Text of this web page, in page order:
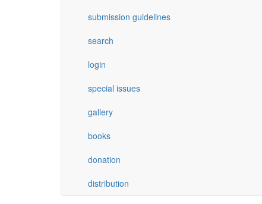
submission guidelines
search
login
special issues
gallery
books
donation
distribution